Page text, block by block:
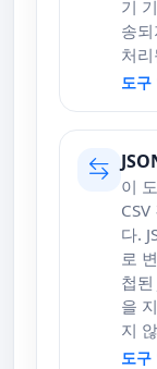
기
송
처
도구
이
다.
로
첩
을
지
도구